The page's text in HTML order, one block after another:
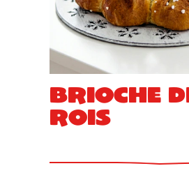
Brioche
rois